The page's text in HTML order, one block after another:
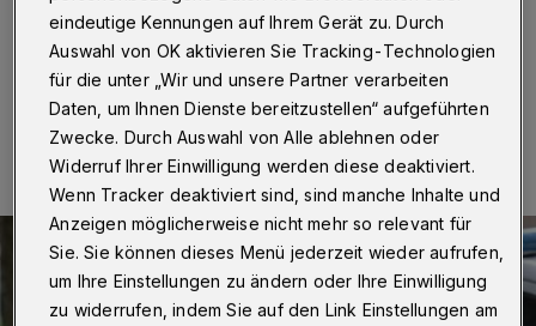
verkaufen.
22.05.2020 , 11:54 Uhr Eine Minute Lesezeit
eindeutige Kennungen auf Ihrem Gerät zu. Durch
Auswahl von OK aktivieren Sie Tracking-Technologien
für die unter „Wir und unsere Partner verarbeiten
Daten, um Ihnen Dienste bereitzustellen“ aufgeführten
Zwecke. Durch Auswahl von Alle ablehnen oder
Widerruf Ihrer Einwilligung werden diese deaktiviert.
Wenn Tracker deaktiviert sind, sind manche Inhalte und
Anzeigen möglicherweise nicht mehr so relevant für
Sie. Sie können dieses Menü jederzeit wieder aufrufen,
um Ihre Einstellungen zu ändern oder Ihre Einwilligung
zu widerrufen, indem Sie auf den Link Einstellungen am